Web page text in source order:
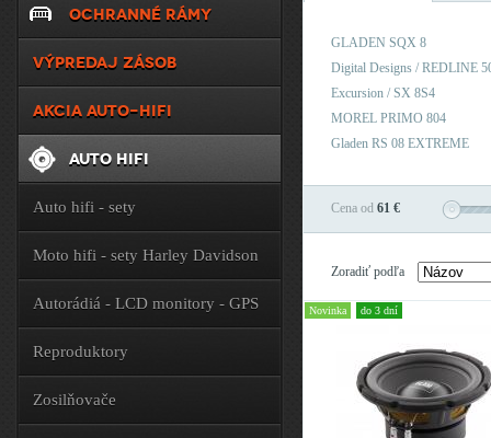
GLADEN SQX 8
Digital Designs / REDLINE
Excursion / SX 8S4
MOREL PRIMO 804
Gladen RS 08 EXTREME
Cena od 61 €
Zoradiť podľa
Novinka do 3 dní
OCHRANNÉ RÁMY
VÝPREDAJ ZÁSOB
AKCIA AUTO-HIFI
AUTO HIFI
Auto hifi - sety
Moto hifi - sety Harley Davidson
Autorádiá - LCD monitory - GPS
Reproduktory
Zosilňovače